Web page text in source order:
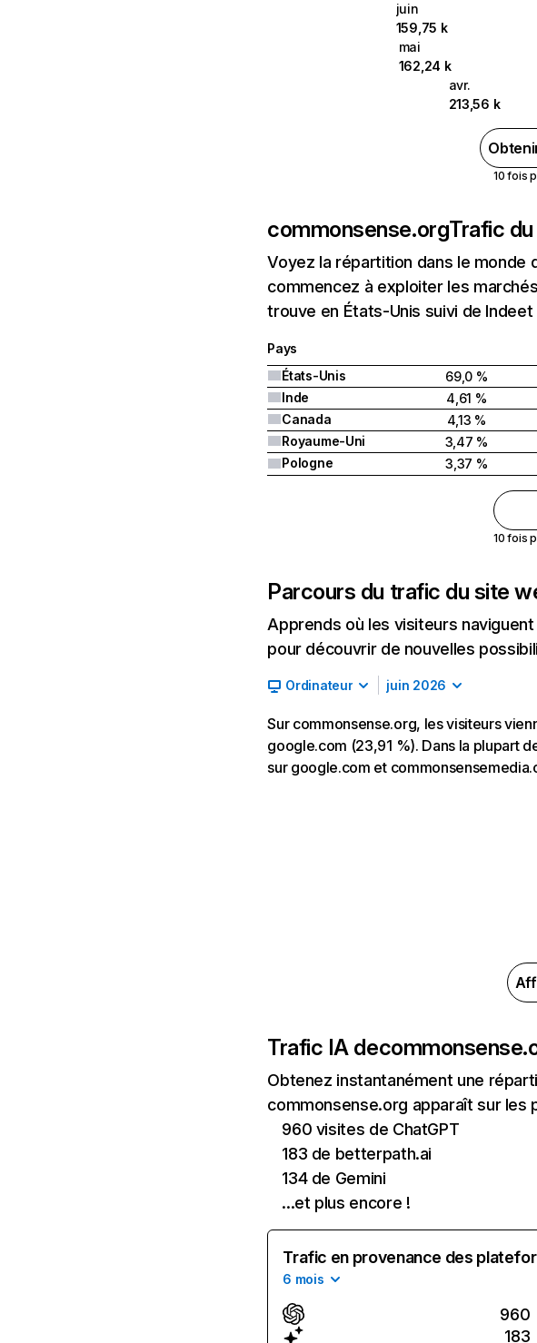
juin
159,75 k
mai
162,24 k
avr.
213,56 k
10 fois
commonsense.orgTrafic
Voyez la répartition dans le
commencez à exploiter les
trouve en États-Unis suivi de Indeet
Pays
États-Unis
69,0 %
Inde
4,61 %
Canada
4,13 %
Royaume-Uni
3,47 %
Pologne
3,37 %
10 fois
Parcours du trafic du site
Apprends où les visiteurs
pour découvrir de nouvelles
Ordinateur juin 2026
Sur commonsense.org, les visiteurs
google.com (23,91 %). Dans la plupart
sur google.com et
Trafic IA de
Obtenez instantanément une
commonsense.org apparaît sur
960 visites de ChatGPT
183 de betterpath.ai
134 de Gemini
...et plus encore !
Trafic en provenance des
6 mois
960
183